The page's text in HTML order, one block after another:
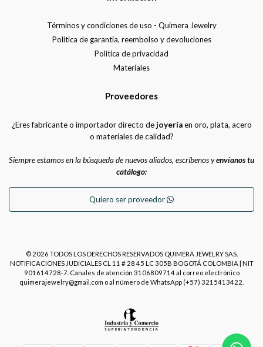
Términos y condiciones de uso - Quimera Jewelry
Política de garantía, reembolso y devoluciones
Política de privacidad
Materiales
Proveedores
¿Eres fabricante o importador directo dejoyeríaen oro, plata, acero
o materiales de calidad?
Siempre estamos en la búsqueda de nuevos aliados, escríbenos yenvíanos tu
catálogo:
Quiero ser proveedor
© 2026 TODOS LOS DERECHOS RESERVADOS QUIMERA JEWELRY SAS.
NOTIFICACIONES JUDICIALES CL 11 # 28 45 LC 305B BOGOTÁ COLOMBIA | NIT
901614728-7. Canales de atención 3106809714 al correo electrónico
quimerajewelry@gmail.com o al número de WhatsApp (+57) 3215413422.